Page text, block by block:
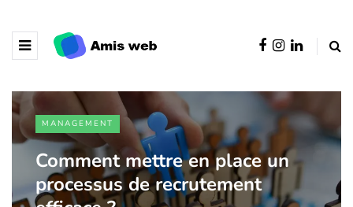
MANAGEMENT
Comment mettre en place un
processus de recrutement